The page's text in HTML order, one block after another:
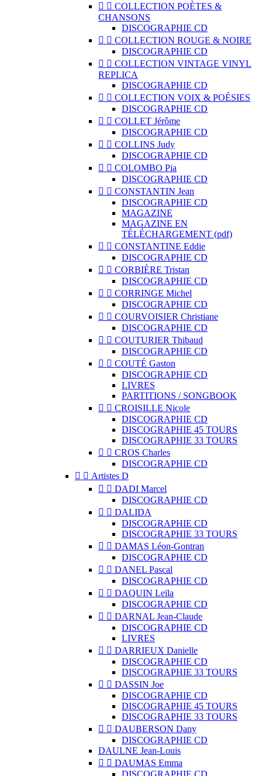
  COLLECTION POÈTES &
CHANSONS
DISCOGRAPHIE CD
  COLLECTION ROUGE & NOIRE
DISCOGRAPHIE CD
  COLLECTION VINTAGE VINYL
REPLICA
DISCOGRAPHIE CD
  COLLECTION VOIX & POÉSIES
DISCOGRAPHIE CD
  COLLET Jérôme
DISCOGRAPHIE CD
  COLLINS Judy
DISCOGRAPHIE CD
  COLOMBO Pia
DISCOGRAPHIE CD
  CONSTANTIN Jean
DISCOGRAPHIE CD
MAGAZINE
MAGAZINE EN
TÉLÉCHARGEMENT (pdf)
  CONSTANTINE Eddie
DISCOGRAPHIE CD
  CORBIÈRE Tristan
DISCOGRAPHIE CD
  CORRINGE Michel
DISCOGRAPHIE CD
  COURVOISIER Christiane
DISCOGRAPHIE CD
  COUTURIER Thibaud
DISCOGRAPHIE CD
  COUTÉ Gaston
DISCOGRAPHIE CD
LIVRES
PARTITIONS / SONGBOOK
  CROISILLE Nicole
DISCOGRAPHIE CD
DISCOGRAPHIE 45 TOURS
DISCOGRAPHIE 33 TOURS
  CROS Charles
DISCOGRAPHIE CD
  Artistes D
  DADI Marcel
DISCOGRAPHIE CD
  DALIDA
DISCOGRAPHIE CD
DISCOGRAPHIE 33 TOURS
  DAMAS Léon-Gontran
DISCOGRAPHIE CD
  DANEL Pascal
DISCOGRAPHIE CD
  DAQUIN Leïla
DISCOGRAPHIE CD
  DARNAL Jean-Claude
DISCOGRAPHIE CD
LIVRES
  DARRIEUX Danielle
DISCOGRAPHIE CD
DISCOGRAPHIE 33 TOURS
  DASSIN Joe
DISCOGRAPHIE CD
DISCOGRAPHIE 45 TOURS
DISCOGRAPHIE 33 TOURS
  DAUBERSON Dany
DISCOGRAPHIE CD
DAULNE Jean-Louis
  DAUMAS Emma
DISCOGRAPHIE CD